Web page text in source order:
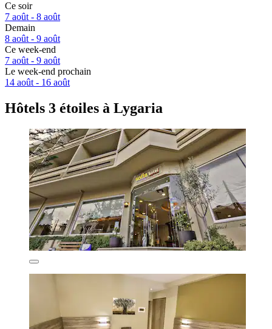
Ce soir
7 août - 8 août
Demain
8 août - 9 août
Ce week-end
7 août - 9 août
Le week-end prochain
14 août - 16 août
Hôtels 3 étoiles à Lygaria